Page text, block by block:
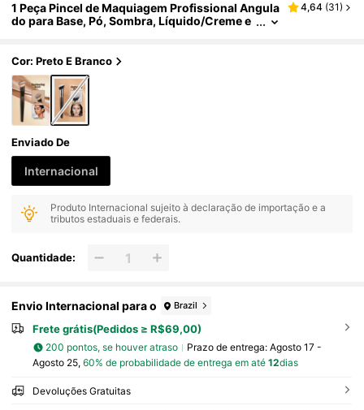
1 Peça Pincel de Maquiagem Profissional Angula
do para Base, Pó, Sombra, Líquido/Creme e
4,64 (31)
Cor: Preto E Branco
Enviado De
Internacional
Produto Internacional sujeito à declaração de importação e a
tributos estaduais e federais.
Quantidade:
Envio Internacional para o Brazil
Frete grátis(Pedidos ≥ R$69,00)
200 pontos, se houver atraso Prazo de entrega: Agosto 17 -
Agosto 25, 60% de probabilidade de entrega em até 12dias
Devoluções Gratuitas